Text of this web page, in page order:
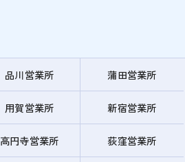
品川営業所 蒲田営業所
用賀営業所 新宿営業所
高円寺営業所 荻窪営業所